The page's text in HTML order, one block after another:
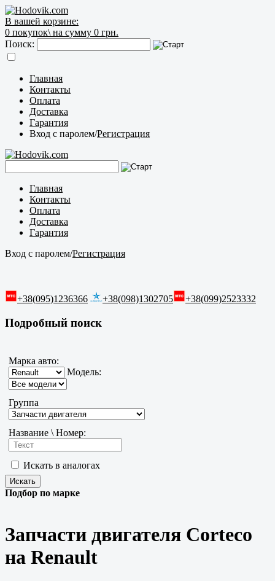
В вашей корзине:
0 покупок\ на сумму 0 грн.
Поиск:
Главная
Контакты
Оплата
Доставка
Гарантия
Вход с паролем/Регистрация
Главная
Контакты
Оплата
Доставка
Гарантия
Вход с паролем/Регистрация
+38(095)1236366 +38(098)1302705 +38(099)2523332
Подробный поиск
Марка авто:
Модель:
Группа
Название \ Номер:
Искать в аналогах
Подбор по марке
Запчасти двигателя Corteco
на Renault